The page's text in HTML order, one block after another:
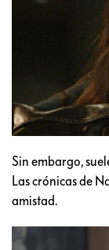
Sin embargo,
Las crónicas de
amistad.